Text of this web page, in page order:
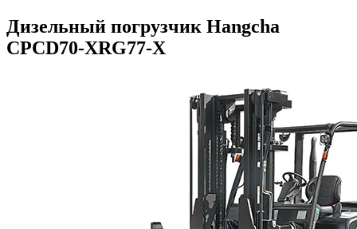
Дизельный погрузчик Hangcha
CPCD70-XRG77-X